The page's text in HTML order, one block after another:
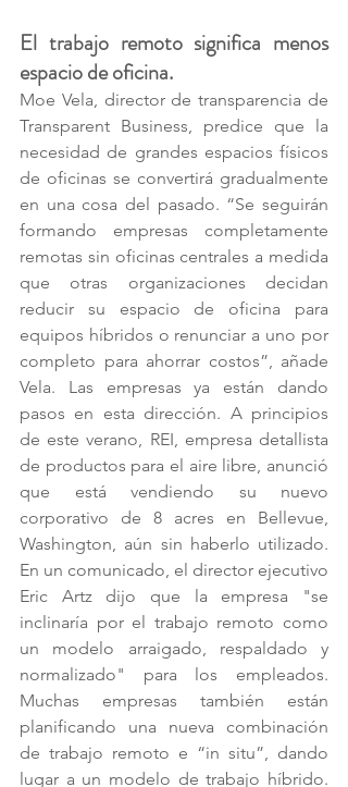
El trabajo remoto significa menos
espacio de oficina.
Moe Vela, director de transparencia de
Transparent Business, predice que la
necesidad de grandes espacios físicos
de oficinas se convertirá gradualmente
en una cosa del pasado. “Se seguirán
formando empresas completamente
remotas sin oficinas centrales a medida
que otras organizaciones decidan
reducir su espacio de oficina para
equipos híbridos o renunciar a uno por
completo para ahorrar costos”, añade
Vela. Las empresas ya están dando
pasos en esta dirección. A principios
de este verano, REI, empresa detallista
de productos para el aire libre, anunció
que está vendiendo su nuevo
corporativo de 8 acres en Bellevue,
Washington, aún sin haberlo utilizado.
En un comunicado, el director ejecutivo
Eric Artz dijo que la empresa "se
inclinaría por el trabajo remoto como
un modelo arraigado, respaldado y
normalizado" para los empleados.
Muchas empresas también están
planificando una nueva combinación
de trabajo remoto e “in situ”, dando
lugar a un modelo de trabajo híbrido.